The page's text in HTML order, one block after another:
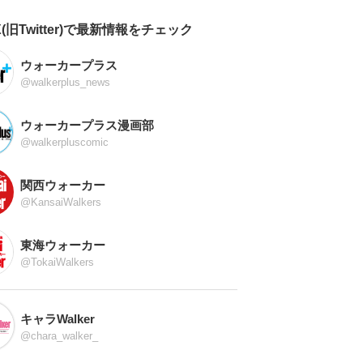
旧Twitter)で最新情報をチェック
ウォーカープラス
@walkerplus_news
ウォーカープラス漫画部
@walkerpluscomic
関西ウォーカー
@KansaiWalkers
東海ウォーカー
@TokaiWalkers
キャラWalker
@chara_walker_